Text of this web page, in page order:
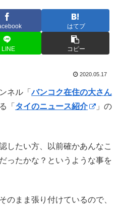
はてブ
LINE コピー
2020.05.17
ネル「バンコク在住の大さん
「 タイのニュース紹介
」の
したい方、以前確かあんなこ
ったかな？というような事を
のまま張り付けているので、